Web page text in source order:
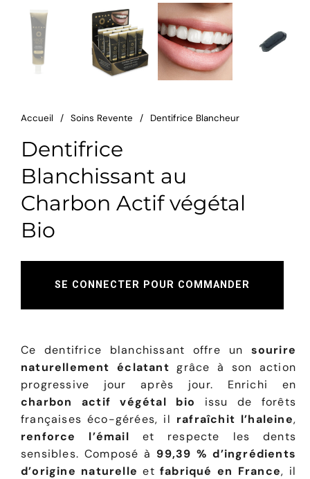
Accueil / Soins Revente / Dentifrice Blancheur
Dentifrice
Blanchissant au
Charbon Actif végétal
Bio
SE CONNECTER POUR COMMANDER
Ce dentifrice blanchissant offre un sourire
naturellement éclatant grâce à son action
progressive jour après jour. Enrichi en
charbon actif végétal bio issu de forêts
françaises éco-gérées, il rafraîchit l’haleine,
renforce l’émail et respecte les dents
sensibles. Composé à 99,39 % d’ingrédients
d’origine naturelle etfabriqué en France, il